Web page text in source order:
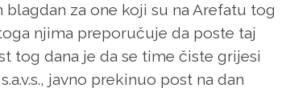
blagdan za one koji su na Arefatu tog
njima preporučuje da poste taj
tog dana je da se time čiste grijesi
javno prekinuo post na dan